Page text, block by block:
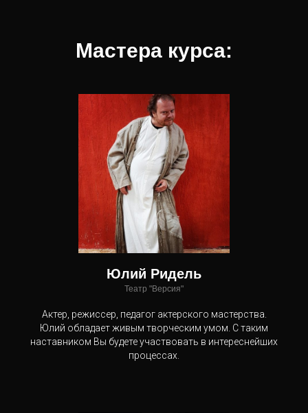
Мастера курса:
Юлий Ридель
Театр "Версия"
Актер, режиссер, педагог актерского мастерства.
Юлий обладает живым творческим умом. С таким
наставником Вы будете участвовать в интереснейших
процессах.